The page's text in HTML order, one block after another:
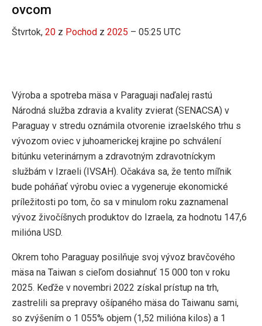
ovcom
Štvrtok, 20 z Pochod z 2025 – 05:25 UTC
Výroba a spotreba mäsa v Paraguaji naďalej rastú
Národná služba zdravia a kvality zvierat (SENACSA) v
Paraguay v stredu oznámila otvorenie izraelského trhu s
vývozom oviec v juhoamerickej krajine po schválení
bitúnku veterinárnym a zdravotným zdravotníckym
službám v Izraeli (IVSAH). Očakáva sa, že tento míľnik
bude poháňať výrobu oviec a vygeneruje ekonomické
príležitosti po tom, čo sa v minulom roku zaznamenal
vývoz živočíšnych produktov do Izraela, za hodnotu 147,6
milióna USD.
Okrem toho Paraguay posilňuje svoj vývoz bravčového
mäsa na Taiwan s cieľom dosiahnuť 15 000 ton v roku
2025. Keďže v novembri 2022 získal prístup na trh,
zastrelili sa prepravy ošípaného mäsa do Taiwanu sami,
so zvýšením o 1 055% objem (1,52 milióna kilos) a 1